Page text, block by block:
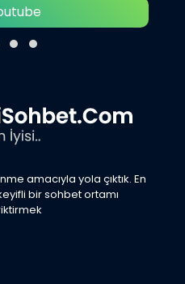
amacıyla yola çıktık. En
bir sohbet ortamı